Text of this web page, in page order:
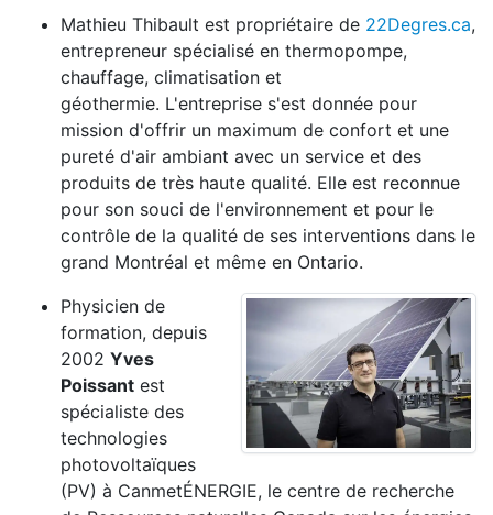
Mathieu Thibault est propriétaire de 22Degres.ca,
entrepreneur spécialisé en thermopompe,
chauffage, climatisation et
géothermie. L'entreprise s'est donnée pour
mission d'offrir un maximum de confort et une
pureté d'air ambiant avec un service et des
produits de très haute qualité. Elle est reconnue
pour son souci de l'environnement et pour le
contrôle de la qualité de ses interventions dans le
grand Montréal et même en Ontario.
Physicien de
formation, depuis
2002 Yves
Poissant est
spécialiste des
technologies
photovoltaïques
(PV) à CanmetÉNERGIE, le centre de recherche